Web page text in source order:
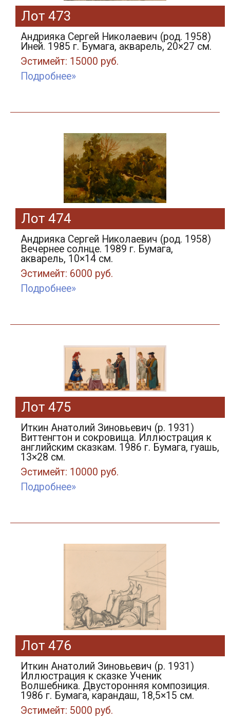
Лот 473
Андрияка Сергей Николаевич (род. 1958)
Иней. 1985 г. Бумага, акварель, 20×27 см.
Эстимейт: 15000 руб.
Подробнее»
Лот 474
Андрияка Сергей Николаевич (род. 1958)
Вечернее солнце. 1989 г. Бумага,
акварель, 10×14 см.
Эстимейт: 6000 руб.
Подробнее»
Лот 475
Иткин Анатолий Зиновьевич (р. 1931)
Виттенгтон и сокровища. Иллюстрация к
английским сказкам. 1986 г. Бумага, гуашь,
13×28 см.
Эстимейт: 10000 руб.
Подробнее»
Лот 476
Иткин Анатолий Зиновьевич (р. 1931)
Иллюстрация к сказке Ученик
Волшебника. Двусторонняя композиция.
1986 г. Бумага, карандаш, 18,5×15 см.
Эстимейт: 5000 руб.